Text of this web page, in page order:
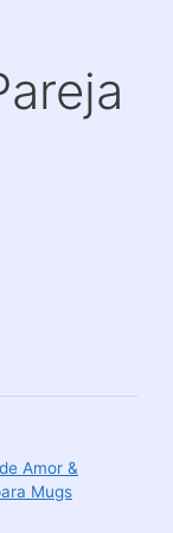
Amor &
Mugs